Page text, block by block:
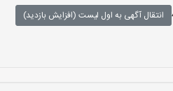
انتقال آگهی به اول لیست (افزایش بازدید)